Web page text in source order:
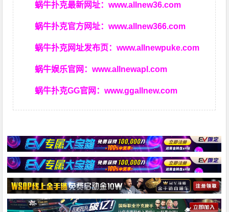
蜗牛扑克最新网址：www.allnew36.com
蜗牛扑克官方网址：www.allnew366.com
蜗牛扑克网址发布页：www.allnewpuke.com
蜗牛娱乐官网：www.allnewapl.com
蜗牛扑克GG官网：www.ggallnew.com